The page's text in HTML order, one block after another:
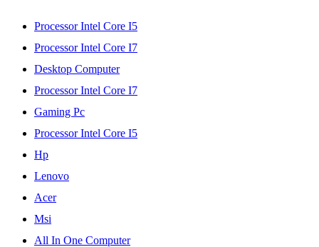
Processor Intel Core I5
Processor Intel Core I7
Desktop Computer
Processor Intel Core I7
Gaming Pc
Processor Intel Core I5
Hp
Lenovo
Acer
Msi
All In One Computer